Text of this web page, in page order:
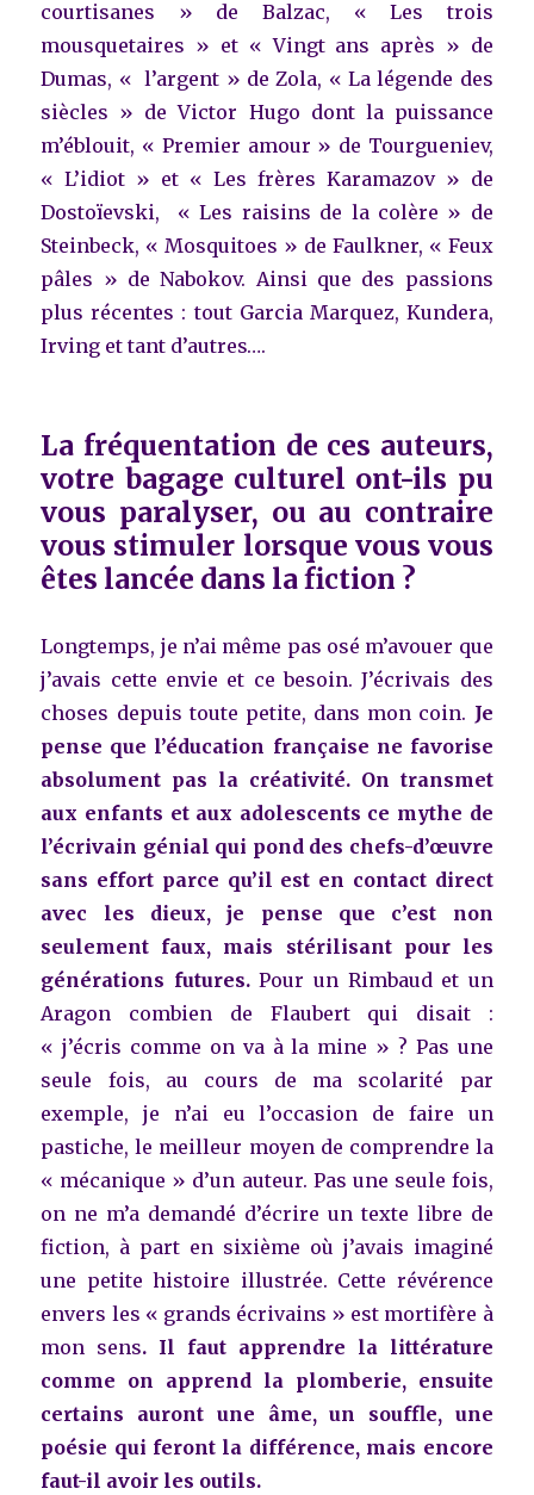
courtisanes » de Balzac, « Les trois
mousquetaires » et « Vingt ans après » de
Dumas, « l’argent » de Zola, « La légende des
siècles » de Victor Hugo dont la puissance
m’éblouit, « Premier amour » de Tourgueniev,
« L’idiot » et « Les frères Karamazov » de
Dostoïevski, « Les raisins de la colère » de
Steinbeck, « Mosquitoes » de Faulkner, « Feux
pâles » de Nabokov. Ainsi que des passions
plus récentes : tout Garcia Marquez, Kundera,
Irving et tant d’autres….
La fréquentation de ces auteurs,
votre bagage culturel ont-ils pu
vous paralyser, ou au contraire
vous stimuler lorsque vous vous
êtes lancée dans la fiction ?
Longtemps, je n’ai même pas osé m’avouer que
j’avais cette envie et ce besoin. J’écrivais des
choses depuis toute petite, dans mon coin. Je
pense que l’éducation française ne favorise
absolument pas la créativité. On transmet
aux enfants et aux adolescents ce mythe de
l’écrivain génial qui pond des chefs-d’œuvre
sans effort parce qu’il est en contact direct
avec les dieux, je pense que c’est non
seulement faux, mais stérilisant pour les
générations futures. Pour un Rimbaud et un
Aragon combien de Flaubert qui disait :
« j’écris comme on va à la mine » ? Pas une
seule fois, au cours de ma scolarité par
exemple, je n’ai eu l’occasion de faire un
pastiche, le meilleur moyen de comprendre la
« mécanique » d’un auteur. Pas une seule fois,
on ne m’a demandé d’écrire un texte libre de
fiction, à part en sixième où j’avais imaginé
une petite histoire illustrée. Cette révérence
envers les « grands écrivains » est mortifère à
mon sens. Il faut apprendre la littérature
comme on apprend la plomberie, ensuite
certains auront une âme, un souffle, une
poésie qui feront la différence, mais encore
faut-il avoir les outils.